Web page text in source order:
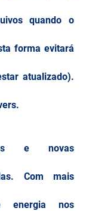
quando o
forma evitará
atualizado).
e novas
Com mais
energia nos